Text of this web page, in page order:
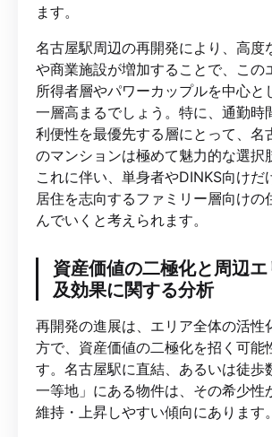
ます。
名古屋駅周辺の再開発により、高度
や商業施設が増加することで、この
所得者層やパワーカップルを中心と
一層高まるでしょう。特に、通勤時
利便性を最優先する層にとって、名
のマンションは極めて魅力的な選択
これに伴い、単身者やDINKS向けだ
居住を志向するファミリー層向けの
んでいくと考えられます。
資産価値の二極化と周辺
及効果に関する分析
再開発の進展は、エリア全体の活性
方で、資産価値の二極化を招く可能
す。名古屋駅に直結、あるいは徒歩
一等地」にある物件は、その希少性
維持・上昇しやすい傾向にあります。